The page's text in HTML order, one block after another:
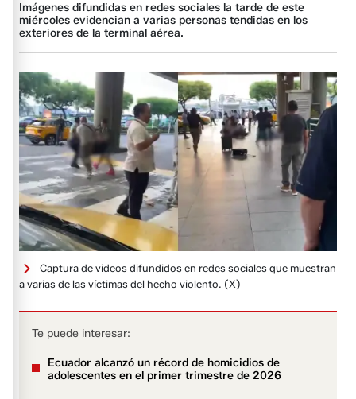
Imágenes difundidas en redes sociales la tarde de este
miércoles evidencian a varias personas tendidas en los
exteriores de la terminal aérea.
Captura de videos difundidos en redes sociales que muestran
a varias de las víctimas del hecho violento. (X)
Te puede interesar:
Ecuador alcanzó un récord de homicidios de
adolescentes en el primer trimestre de 2026